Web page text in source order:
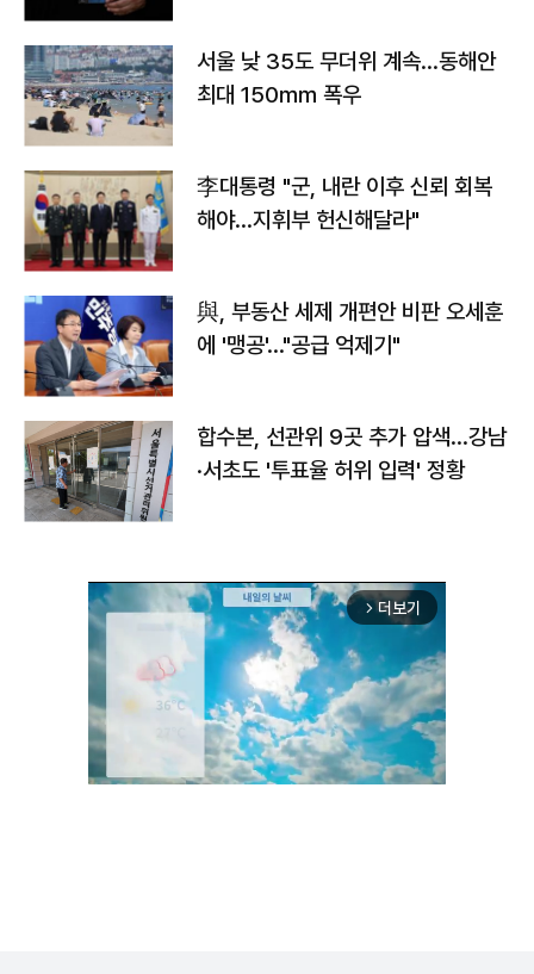
서울 낮 35도 무더위 계속…동해안
최대 150㎜ 폭우
李대통령 "군, 내란 이후 신뢰 회복
해야…지휘부 헌신해달라"
與, 부동산 세제 개편안 비판 오세훈
에 '맹공'…"공급 억제기"
합수본, 선관위 9곳 추가 압색…강남
·서초도 '투표율 허위 입력' 정황
arrow_forward_ios 더보기